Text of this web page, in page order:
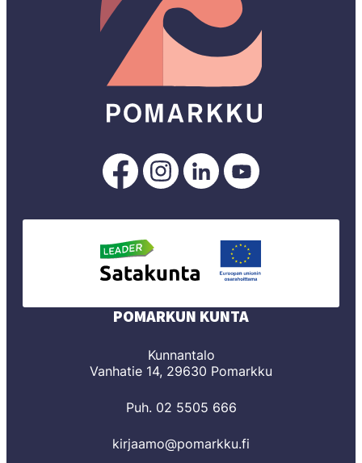
Pomarkku
Facebookissa
Pomarkku
Instagramissa
Pomarkku
LinkedInissä
POMARKUN KUNTA
Kunnantalo
Vanhatie 14, 29630 Pomarkku
Puh. 02 5505 666
kirjaamo@pomarkku.fi